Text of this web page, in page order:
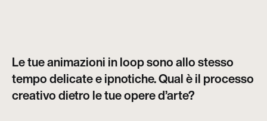
Le tue animazioni in loop sono allo stesso
tempo delicate e ipnotiche. Qual è il processo
creativo dietro le tue opere d’arte?